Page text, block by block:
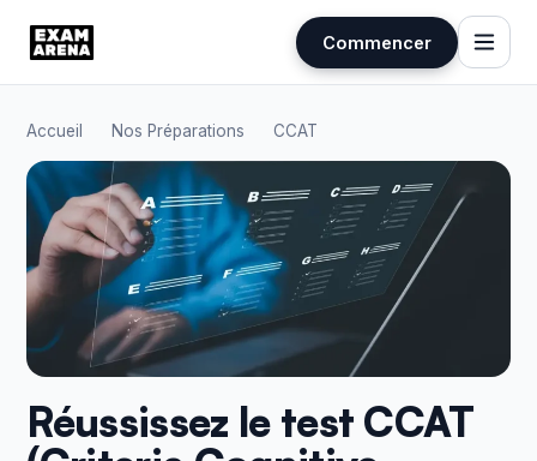
Commencer
contenu
Accueil Nos Préparations CCAT
Réussissez le test CCAT